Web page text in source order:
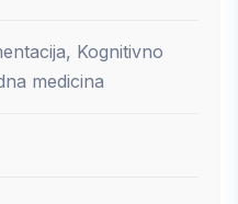
Kognitivno
medicina